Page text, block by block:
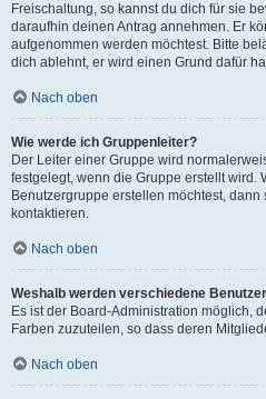
Freischaltung, so kannst du dich für sie
daraufhin deinen Antrag annehmen. Er
aufgenommen werden möchtest. Bitte
dich ablehnt, er wird einen Grund dafür
Nach oben
Wie werde ich Gruppenleiter?
Der Leiter einer Gruppe wird
festgelegt, wenn die Gruppe erstellt wird.
Benutzergruppe erstellen möchtest,
kontaktieren.
Nach oben
Weshalb werden verschiedene
Es ist der Board-Administration möglich,
Farben zuzuteilen, so dass deren
Nach oben